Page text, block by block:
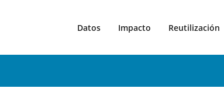
Datos Impacto Reutilización